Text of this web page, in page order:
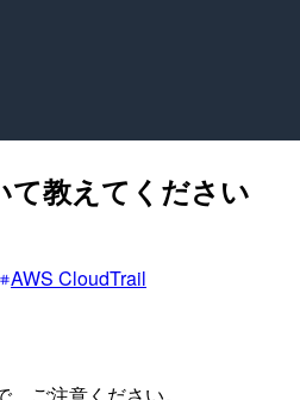
教えてください
AWS CloudTrail